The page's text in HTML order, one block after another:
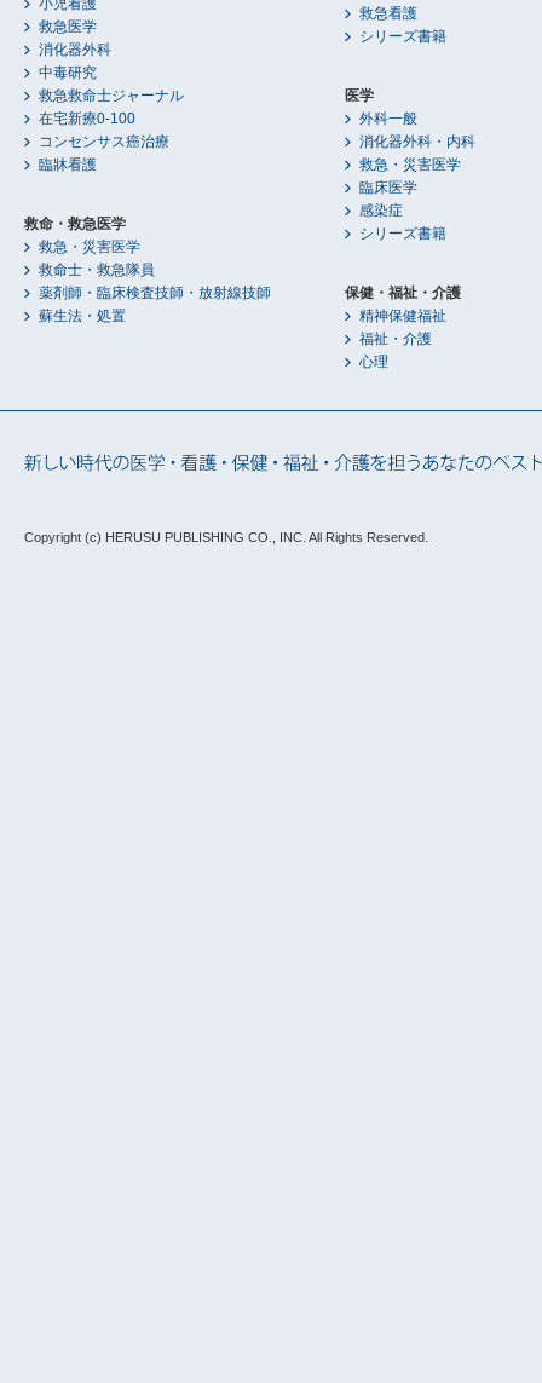
小児看護
救急医学
消化器外科
中毒研究
救急救命士ジャーナル
在宅新療0-100
コンセンサス癌治療
臨牀看護
救命・救急医学
救急・災害医学
救命士・救急隊員
薬剤師・臨床検査技師・放射線技師
蘇生法・処置
救急看護
シリーズ書籍
医学
外科一般
消化器外科・内科
救急・災害医学
臨床医学
感染症
シリーズ書籍
保健・福祉・介護
精神保健福祉
福祉・介護
心理
Copyright (c) HERUSU PUBLISHING CO., INC. All Rights Reserved.